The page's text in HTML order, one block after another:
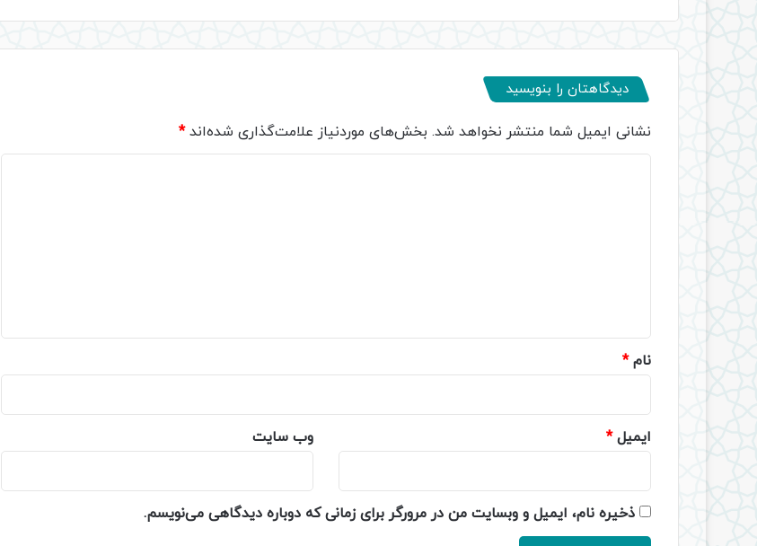
دیدگاهتان را بنویسید
نشانی ایمیل شما منتشر نخواهد شد. بخش‌های موردنیاز علامت‌گذاری شده‌اند*
نام*
ایمیل* وب‌ سایت
ذخیره نام، ایمیل و وبسایت من در مرورگر برای زمانی که دوباره دیدگاهی می‌نویسم.